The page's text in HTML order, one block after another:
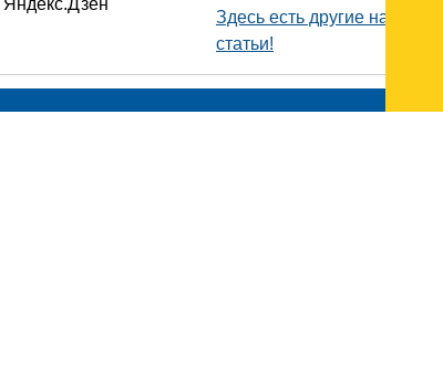
Здесь есть другие наши
статьи!